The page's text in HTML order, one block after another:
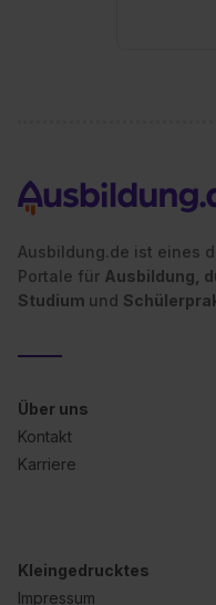
Ausbildung.de ist eines
Portale für Ausbildung,
Studium und
Über uns
Kontakt
Karriere
Kleingedrucktes
Impressum